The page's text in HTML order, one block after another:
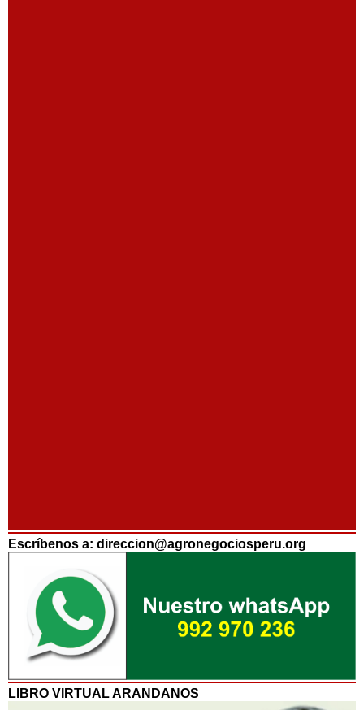
Escríbenos a: direccion@agronegociosperu.org
LIBRO VIRTUAL ARANDANOS